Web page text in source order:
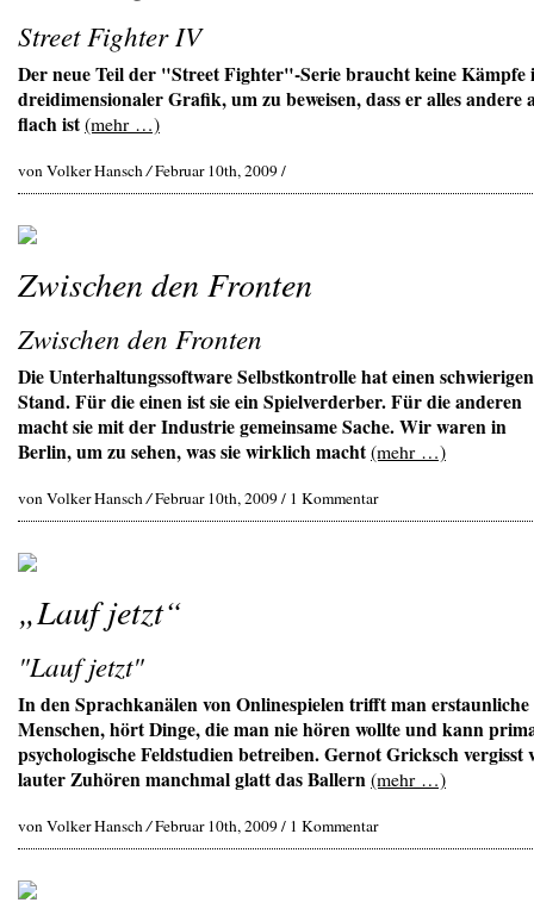
Street Fighter IV
Der neue Teil der "Street Fighter"-Serie braucht keine Kämpfe
dreidimensionaler Grafik, um zu beweisen, dass er alles andere
flach ist(mehr …)
von Volker Hansch/Februar 10th, 2009 /
Zwischen den Fronten
Zwischen den Fronten
Die Unterhaltungssoftware Selbstkontrolle hat einen schwierigen
Stand. Für die einen ist sie ein Spielverderber. Für die anderen
macht sie mit der Industrie gemeinsame Sache. Wir waren in
Berlin, um zu sehen, was sie wirklich macht(mehr …)
von Volker Hansch/Februar 10th, 2009 / 1 Kommentar
„Lauf jetzt“
"Lauf jetzt"
In den Sprachkanälen von Onlinespielen trifft man erstaunliche
Menschen, hört Dinge, die man nie hören wollte und kann
psychologische Feldstudien betreiben. Gernot Gricksch vergisst
lauter Zuhören manchmal glatt das Ballern(mehr …)
von Volker Hansch/Februar 10th, 2009 / 1 Kommentar